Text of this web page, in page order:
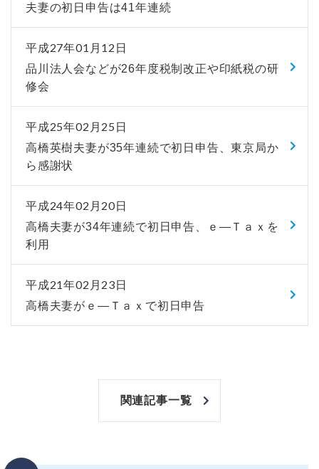
夫妻の初日申告は41年連続
平成27年01月12日
品川法人会などが26年度税制改正や印紙税の研
修会
平成25年02月25日
高橋英樹夫妻が35年連続で初日申告、東京局か
ら感謝状
平成24年02月20日
高橋夫妻が34年連続で初日申告、ｅ―Ｔａｘを
利用
平成21年02月23日
高橋夫妻がｅ―Ｔａｘで初日申告
関連記事一覧